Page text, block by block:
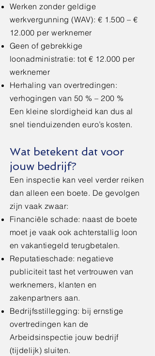
Werken zonder geldige
werkvergunning (WAV): € 1.500 – €
12.000 per werknemer
Geen of gebrekkige
loonadministratie: tot € 12.000 per
werknemer
Herhaling van overtredingen:
verhogingen van 50 % – 200 %
Een kleine slordigheid kan dus al
snel tienduizenden euro’s kosten.
Wat betekent dat voor
jouw bedrijf?
Een inspectie kan veel verder reiken
dan alleen een boete. De gevolgen
zijn vaak zwaar:
Financiële schade: naast de boete
moet je vaak ook achterstallig loon
en vakantiegeld terugbetalen.
Reputatieschade: negatieve
publiciteit tast het vertrouwen van
werknemers, klanten en
zakenpartners aan.
Bedrijfsstillegging: bij ernstige
overtredingen kan de
Arbeidsinspectie jouw bedrijf
(tijdelijk) sluiten.